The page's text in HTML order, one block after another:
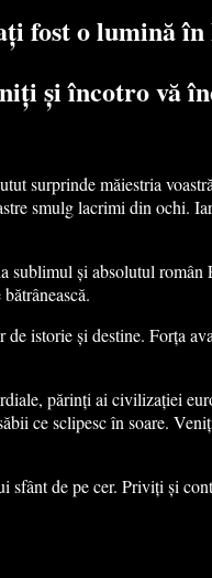
fost o lumină în
și încotro vă
surprinde măiestria
smulg lacrimi din ochi.
și absolutul român
istorie și destine. Forța
părinți ai civilizației
ce sclipesc în soare.
de pe cer. Priviți și